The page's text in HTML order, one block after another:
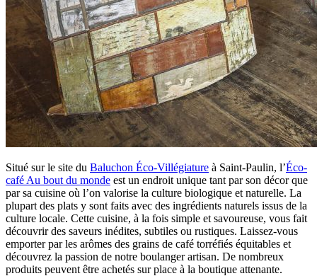
Situé sur le site du Baluchon Éco-Villégiature à Saint-Paulin, l’Éco-
café Au bout du monde est un endroit unique tant par son décor que
par sa cuisine où l’on valorise la culture biologique et naturelle. La
plupart des plats y sont faits avec des ingrédients naturels issus de la
culture locale. Cette cuisine, à la fois simple et savoureuse, vous fait
découvrir des saveurs inédites, subtiles ou rustiques. Laissez-vous
emporter par les arômes des grains de café torréfiés équitables et
découvrez la passion de notre boulanger artisan. De nombreux
produits peuvent être achetés sur place à la boutique attenante.